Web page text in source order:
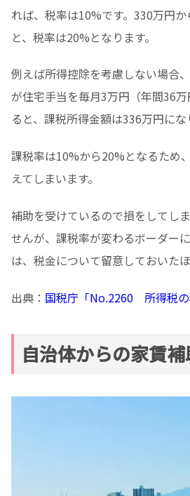
れば、税率は10%です。330万円
と、税率は20%となります。
例えば所得控除を考慮しない場合
が住宅手当を毎月3万円（年間36
ると、課税所得金額は336万円にな
課税率は10%から20%となるため
えてしまいます。
補助を受けているので損をしてし
せんが、課税率が変わるボーダー
は、税金について留意しておいた
出典： 国税庁「No.2260 所得税の
自治体からの家賃